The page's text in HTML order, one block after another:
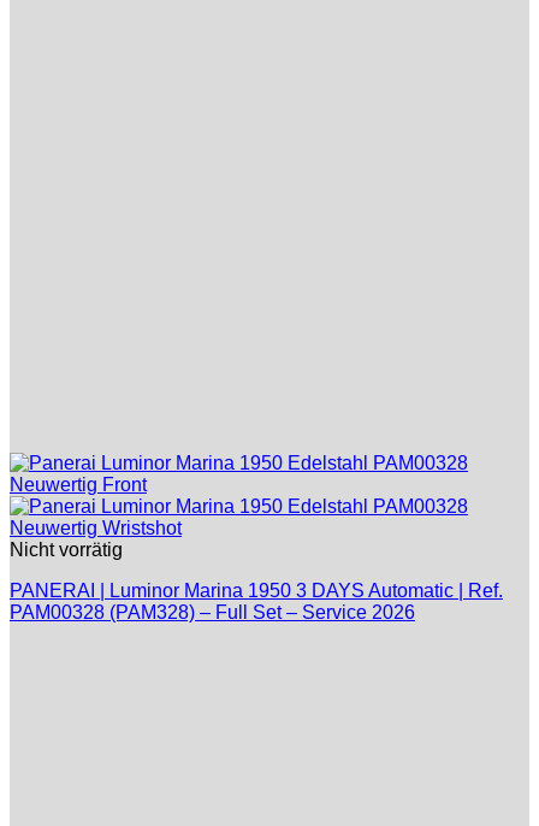
Nicht vorrätig
PANERAI | Luminor Marina 1950 3 DAYS Automatic | Ref.
PAM00328 (PAM328) – Full Set – Service 2026